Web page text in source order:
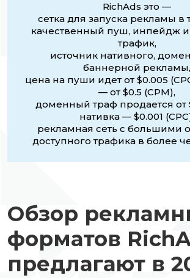
RichAds это —
сетка для запуска рекламы в
качественный пуш, инпейдж
трафик,
источник нативного,
баннерной рекламы,
цена на пуши идет от $0.005
— от $0.5 (CPM),
доменный траф продается от
нативка — $0.001
рекламная сеть с большими
доступного трафика в более
Обзор
форматов
предлагают в